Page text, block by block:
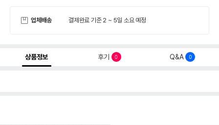
업체배송 결제완료 기준 2 ~ 5일 소요 예정
상품정보 후기 0 Q&A 0